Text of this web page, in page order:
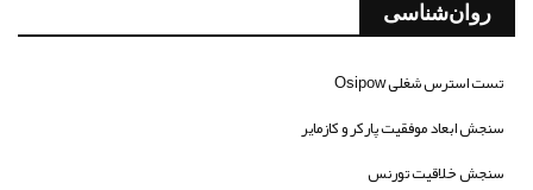
روان‌شناسی
تست استرس شغلی Osipow
سنجش ابعاد موفقیت پارکر و کازمایر
سنجش خلاقیت تورنس